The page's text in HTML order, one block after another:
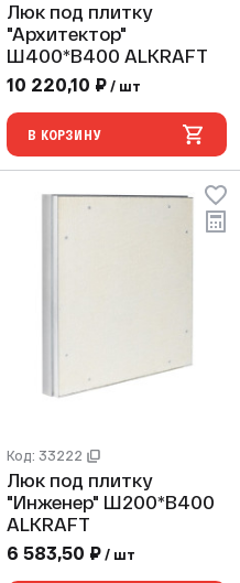
Люк под плитку
"Архитектор"
Ш400*В400 ALKRAFT
10 220,10 ₽ / шт
В КОРЗИНУ
Код: 33222
Люк под плитку
"Инженер" Ш200*В400
ALKRAFT
6 583,50 ₽ / шт